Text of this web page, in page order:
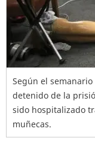
Según el
detenido de la
sido hospitalizado
muñecas.